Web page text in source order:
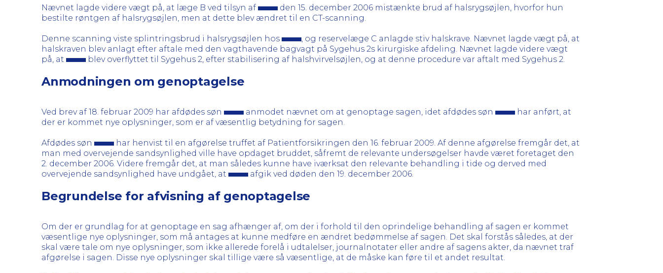
Nævnet lagde videre vægt på, at læge B ved tilsyn af
den 15. december 2006 mistænkte brud af halsrygsøjlen, hvorfor hun
bestilte røntgen af halsrygsøjlen, men at dette blev ændret til en CT-scanning.
Denne scanning viste splintringsbrud i halsrygsøjlen hos
, og reservelæge C anlagde stiv halskrave. Nævnet lagde vægt på, at
halskraven blev anlagt efter aftale med den vagthavende bagvagt på Sygehus 2s kirurgiske afdeling. Nævnet lagde videre vægt
på, at
blev overflyttet til Sygehus 2, efter stabilisering af halshvirvelsøjlen, og at denne procedure var aftalt med Sygehus 2.
Anmodningen om genoptagelse
Ved brev af 18. februar 2009 har afdødes søn anmodet nævnet om at genoptage sagen, idet afdødes søn
har anført, at
der er kommet nye oplysninger, som er af væsentlig betydning for sagen.
Afdødes søn
har henvist til en afgørelse truffet af Patientforsikringen den 16. februar 2009. Af denne afgørelse fremgår det, at
man med overvejende sandsynlighed ville have opdaget bruddet, såfremt de relevante undersøgelser havde været foretaget den
2. december 2006. Videre fremgår det, at man således kunne have iværksat den relevante behandling i tide og derved med
overvejende sandsynlighed have undgået, at
afgik ved døden den 19. december 2006.
Begrundelse for afvisning af genoptagelse
Om der er grundlag for at genoptage en sag afhænger af, om der i forhold til den oprindelige behandling af sagen er kommet
væsentlige nye oplysninger, som må antages at kunne medføre en ændret bedømmelse af sagen. Det skal forstås således, at der
skal være tale om nye oplysninger, som ikke allerede forelå i udtalelser, journalnotater eller andre af sagens akter, da nævnet traf
afgørelse i sagen. Disse nye oplysninger skal tillige være så væsentlige, at de måske kan føre til et andet resultat.